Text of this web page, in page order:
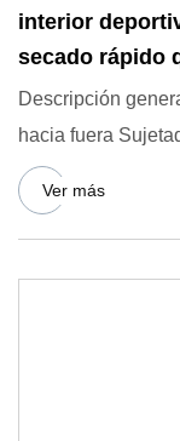
interior
secado rápido
Descripción
hacia fuera
transpi
Ver más